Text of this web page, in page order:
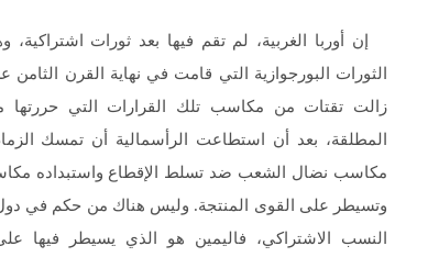
إن أوربا الغربية، لم تقم فيها بعد ثورات
الثورات البورجوازية التي قامت في نهاية القرن
زالت تقتات من مكاسب تلك القرارات التي حررتها
المطلقة، بعد أن استطاعت الرأسمالية أن تمسك
مكاسب نضال الشعب ضد تسلط الإقطاع واستبداده مكاسب
وتسيطر على القوى المنتجة. وليس هناك من حكم في
النسب الاشتراكي، فاليمين هو الذي يسيطر فيها